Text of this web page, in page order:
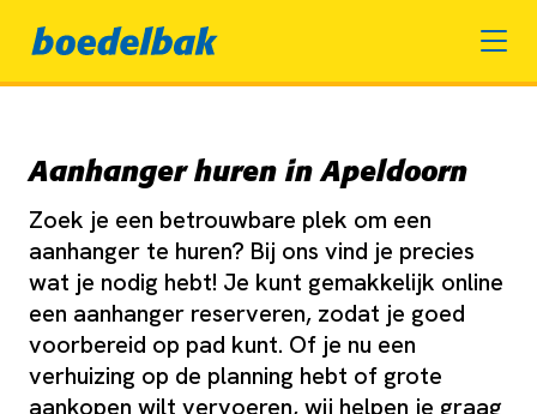
Aanhanger huren in Apeldoorn
Zoek je een betrouwbare plek om een
aanhanger te huren? Bij ons vind je precies
wat je nodig hebt! Je kunt gemakkelijk online
een aanhanger reserveren, zodat je goed
voorbereid op pad kunt. Of je nu een
verhuizing op de planning hebt of grote
aankopen wilt vervoeren, wij helpen je graag